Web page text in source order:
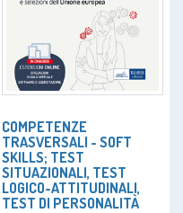
COMPETENZE
TRASVERSALI - SOFT
SKILLS; TEST
SITUAZIONALI, TEST
LOGICO-ATTITUDINALI,
TEST DI PERSONALITÀ